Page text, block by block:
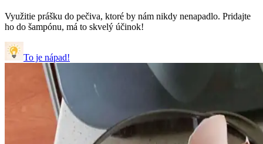
Využitie prášku do pečiva, ktoré by nám nikdy nenapadlo. Pridajte
ho do šampónu, má to skvelý účinok!
To je nápad!